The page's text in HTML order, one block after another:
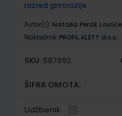
razred gimnazije
Autor(i): Nataša Perak
Nakladnik: PROFIL KLETT d.o.o.
SKU: 567692
ŠIFRA OMOTA:
Udžbenik